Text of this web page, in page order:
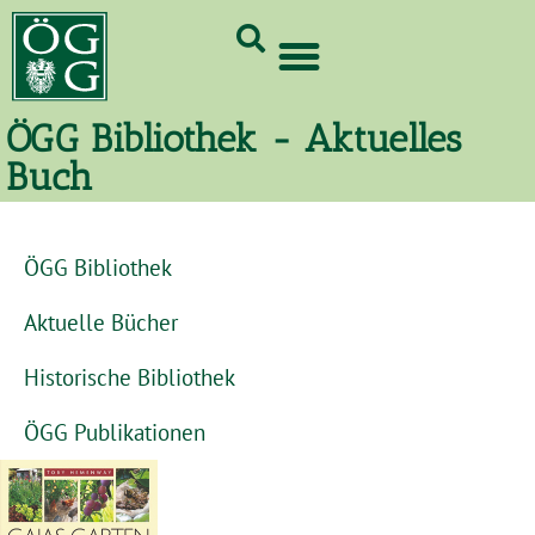
ÖGG Bibliothek - Aktuelles
Buch
ÖGG Bibliothek
Aktuelle Bücher
Historische Bibliothek
ÖGG Publikationen